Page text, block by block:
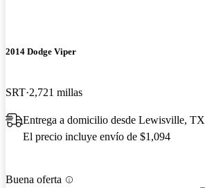
2014 Dodge Viper
SRT 2,721 millas
Entrega a domicilio desde Lewisville, TX
El precio incluye envío de $1,094
Buena oferta